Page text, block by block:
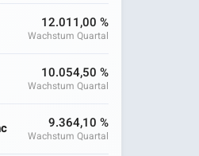
12.011,00 %
Wachstum Quartal
10.054,50 %
Wachstum Quartal
9.364,10 %
Wachstum Quartal